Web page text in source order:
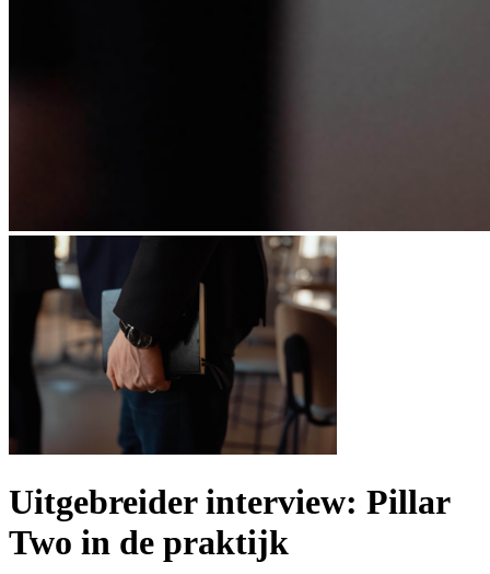
Uitgebreider interview: Pillar
Two in de praktijk